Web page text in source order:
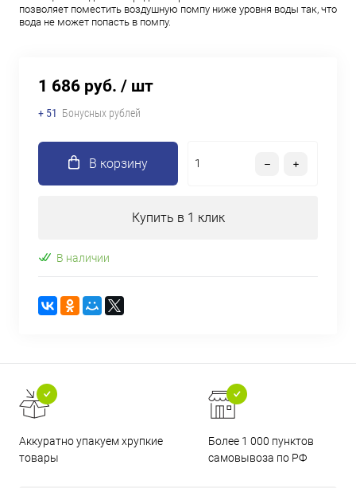
позволяет поместить воздушную помпу ниже уровня воды так, что
вода не может попасть в помпу.
1 686 руб. / шт
+ 51 Бонусных рублей
В корзину
Купить в 1 клик
В наличии
Аккуратно упакуем хрупкие
товары
Более 1 000 пунктов
самовывоза по РФ